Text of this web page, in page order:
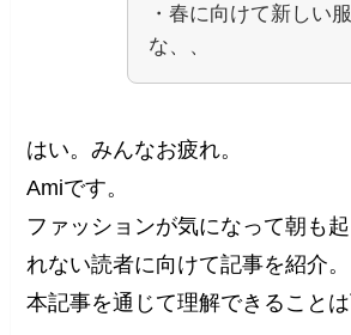
・春に向けて新しい
な、、
はい。みんなお疲れ。
Amiです。
ファッションが気になって朝も
れない読者に向けて記事を紹介。
本記事を通じて理解できることは